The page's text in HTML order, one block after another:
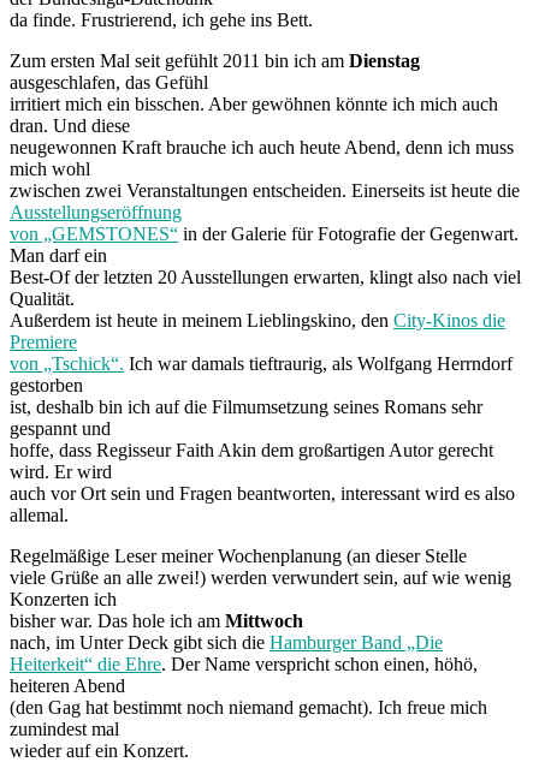
da finde. Frustrierend, ich gehe ins Bett.
Zum ersten Mal seit gefühlt 2011 bin ich am Dienstag
ausgeschlafen, das Gefühl
irritiert mich ein bisschen. Aber gewöhnen könnte ich mich auch
dran. Und diese
neugewonnen Kraft brauche ich auch heute Abend, denn ich muss
mich wohl
zwischen zwei Veranstaltungen entscheiden. Einerseits ist heute die
Ausstellungseröffnung
von „GEMSTONES“ in der Galerie für Fotografie der Gegenwart.
Man darf ein
Best-Of der letzten 20 Ausstellungen erwarten, klingt also nach viel
Qualität.
Außerdem ist heute in meinem Lieblingskino, den City-Kinos die
Premiere
von „Tschick“. Ich war damals tieftraurig, als Wolfgang Herrndorf
gestorben
ist, deshalb bin ich auf die Filmumsetzung seines Romans sehr
gespannt und
hoffe, dass Regisseur Faith Akin dem großartigen Autor gerecht
wird. Er wird
auch vor Ort sein und Fragen beantworten, interessant wird es also
allemal.
Regelmäßige Leser meiner Wochenplanung (an dieser Stelle
viele Grüße an alle zwei!) werden verwundert sein, auf wie wenig
Konzerten ich
bisher war. Das hole ich am Mittwoch
nach, im Unter Deck gibt sich die Hamburger Band „Die
Heiterkeit“ die Ehre. Der Name verspricht schon einen, höhö,
heiteren Abend
(den Gag hat bestimmt noch niemand gemacht). Ich freue mich
zumindest mal
wieder auf ein Konzert.